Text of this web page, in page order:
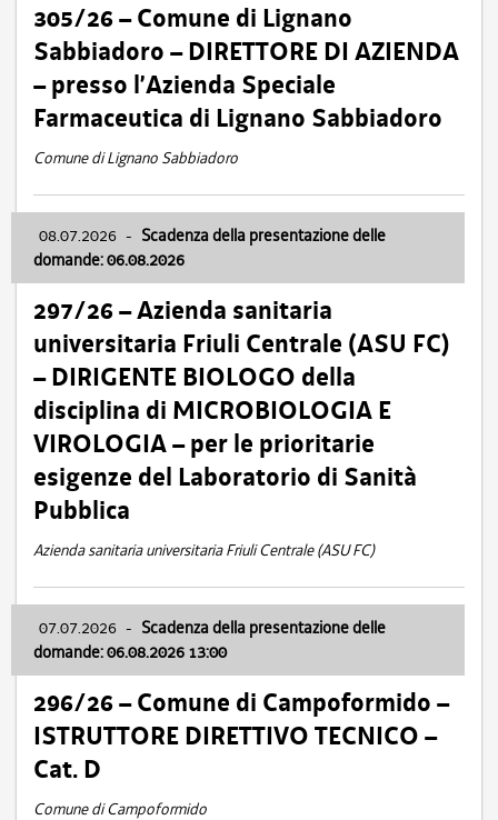
305/26 – Comune di Lignano
Sabbiadoro – DIRETTORE DI AZIENDA
– presso l’Azienda Speciale
Farmaceutica di Lignano Sabbiadoro
Comune di Lignano Sabbiadoro
08.07.2026 - Scadenza della presentazione delle
domande: 06.08.2026
297/26 – Azienda sanitaria
universitaria Friuli Centrale (ASU FC)
– DIRIGENTE BIOLOGO della
disciplina di MICROBIOLOGIA E
VIROLOGIA – per le prioritarie
esigenze del Laboratorio di Sanità
Pubblica
Azienda sanitaria universitaria Friuli Centrale (ASU FC)
07.07.2026 - Scadenza della presentazione delle
domande: 06.08.2026 13:00
296/26 – Comune di Campoformido –
ISTRUTTORE DIRETTIVO TECNICO –
Cat. D
Comune di Campoformido